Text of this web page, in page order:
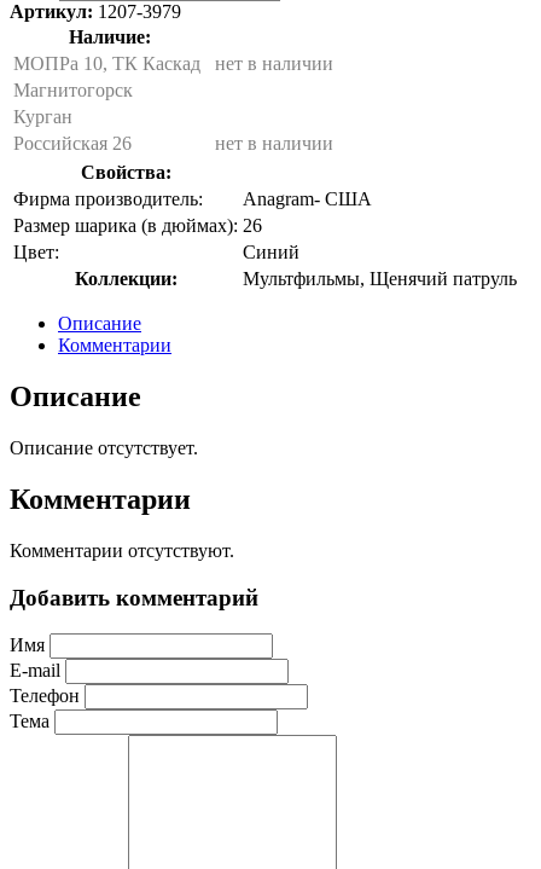
Артикул: 1207-3979
Наличие:
МОПРа 10, ТК Каскад
нет в наличии
Магнитогорск
Курган
Российская 26
нет в наличии
Свойства:
Фирма производитель:
Anagram- США
Размер шарика (в дюймах): 26
Цвет:
Синий
Коллекции:
Мультфильмы, Щенячий патруль
Описание
Комментарии
Описание
Описание отсутствует.
Комментарии
Комментарии отсутствуют.
Добавить комментарий
Имя
E-mail
Телефон
Тема